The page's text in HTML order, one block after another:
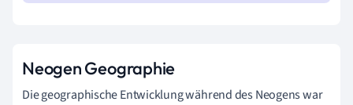
Neogen Geographie
Die geographische Entwicklung während des Neogens war